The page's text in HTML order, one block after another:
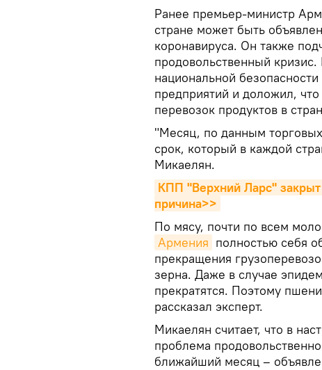
Ранее премьер-министр
стране может быть
коронавируса. Он также
продовольственный
национальной
предприятий и доложил,
перевозок продуктов в
"Месяц, по данным
срок, который в каждой
Микаелян.
КПП "Верхний Ларс" закрыт
причина>>
По мясу, почти по всем
Армения полностью себя
прекращения
зерна. Даже в случае
прекратятся. Поэтому
рассказал эксперт.
Микаелян считает, что в
проблема
ближайший месяц –